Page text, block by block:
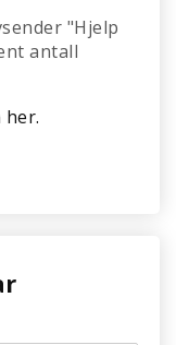
"Hjelp
antall
her.